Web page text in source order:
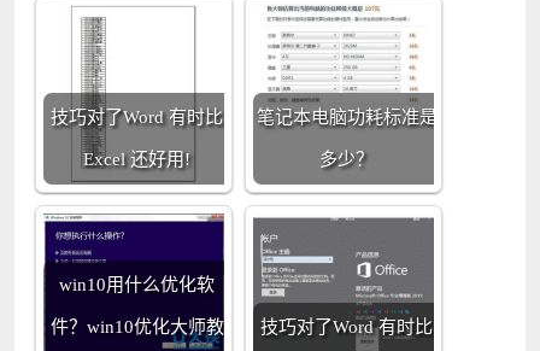
技巧对了Word 有时比
Excel 还好用!
笔记本电脑功耗标准是
多少？
win10用什么优化软
件？win10优化大师教 技巧对了Word 有时比